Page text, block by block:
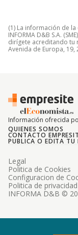
(1) La información de
INFORMA D&B S.A.
dirígete acreditando tu
Avenida de Europa, 19,
Información ofrecida
QUIENES SOMOS
CONTACTO
PUBLICA O EDITA TU
INFORMA D&B ©
Legal
Politica de Cookies
Configuracion de
Politica de privacidad